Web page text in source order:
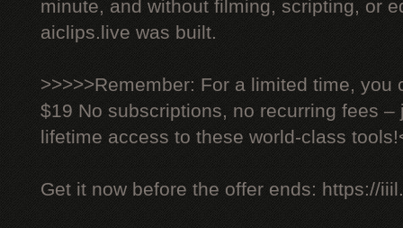
minute, and without filming, scripting, or
aiclips.live was built.
>>>>>Remember: For a limited time, you
$19 No subscriptions, no recurring fees –
lifetime access to these world-class
Get it now before the offer ends: https://